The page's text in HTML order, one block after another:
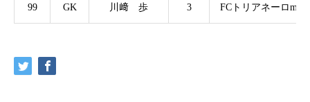
99 GK 川﨑 歩 3 FCトリアネーロ